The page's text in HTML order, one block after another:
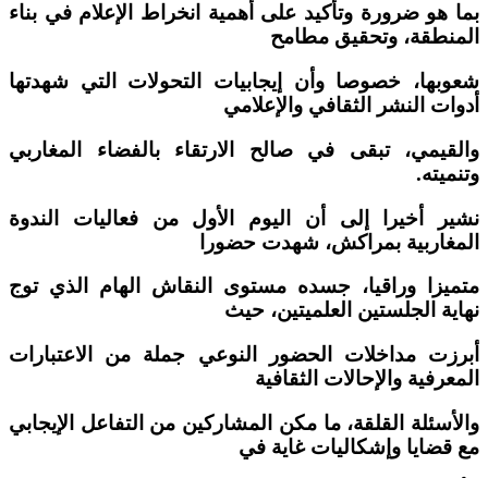
بما هو ضرورة وتأكيد على أهمية انخراط الإعلام في بناء
المنطقة، وتحقيق مطامح
شعوبها، خصوصا وأن إيجابيات التحولات التي شهدتها
أدوات النشر الثقافي والإعلامي
والقيمي، تبقى في صالح الارتقاء بالفضاء المغاربي
وتنميته.
نشير أخيرا إلى أن اليوم الأول من فعاليات الندوة
المغاربية بمراكش، شهدت حضورا
متميزا وراقيا، جسده مستوى النقاش الهام الذي توج
نهاية الجلستين العلميتين، حيث
أبرزت مداخلات الحضور النوعي جملة من الاعتبارات
المعرفية والإحالات الثقافية
والأسئلة القلقة، ما مكن المشاركين من التفاعل الإيجابي
مع قضايا وإشكاليات غاية في